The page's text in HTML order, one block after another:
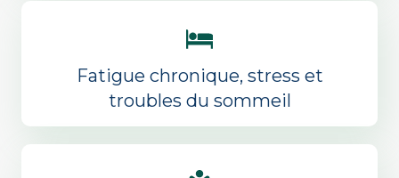
Fatigue chronique, stress et
troubles du sommeil